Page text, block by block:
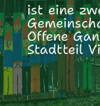
ist eine
Offene
Stadtteil